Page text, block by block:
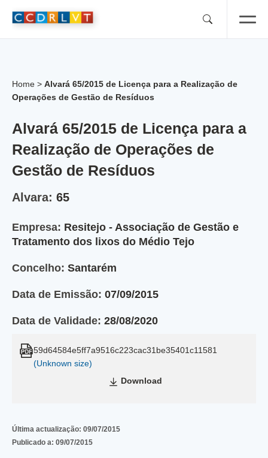
Home > Alvará 65/2015 de Licença para a Realização de
Operações de Gestão de Resíduos
Alvará 65/2015 de Licença para a
Realização de Operações de
Gestão de Resíduos
Alvara: 65
Empresa: Resitejo - Associação de Gestão e
Tratamento dos lixos do Médio Tejo
Concelho: Santarém
Data de Emissão: 07/09/2015
Data de Validade: 28/08/2020
59d64584e5ff7a9516c223cac31be35401c11581
(Unknown size)
Download
Última actualização: 09/07/2015
Publicado a: 09/07/2015